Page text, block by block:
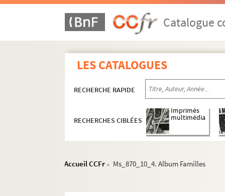
Catalogue
LES CATALOGUES
RECHERCHE RAPIDE
RECHERCHES CIBLÉES
Imprimés
multimédia
Accueil CCFr > Ms_870_10_4. Album Familles